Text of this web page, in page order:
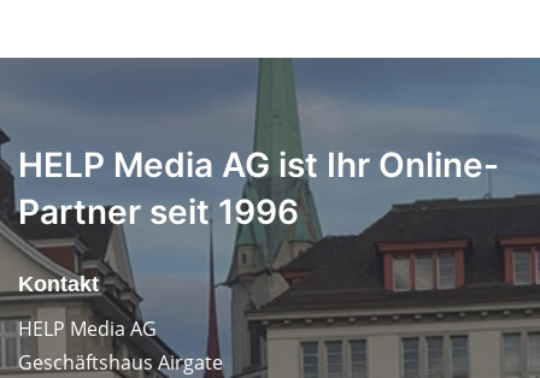
HELP Media AG ist Ihr Online-
Partner seit 1996
Kontakt
HELP Media AG
Geschäftshaus Airgate